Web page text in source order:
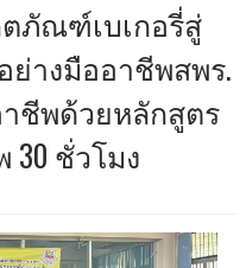
ภัณฑ์เบเกอรี่สู่
ย่างมืออาชีพสพร.
ชีพด้วยหลักสูตร
30 ชั่วโมง